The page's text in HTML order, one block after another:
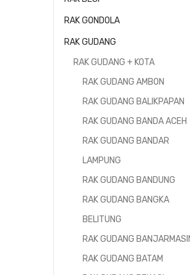
RAK GONDOLA
RAK GUDANG
RAK GUDANG + KOTA
RAK GUDANG AMBON
RAK GUDANG BALIKPAPAN
RAK GUDANG BANDA ACEH
RAK GUDANG BANDAR
LAMPUNG
RAK GUDANG BANDUNG
RAK GUDANG BANGKA
BELITUNG
RAK GUDANG
RAK GUDANG BATAM